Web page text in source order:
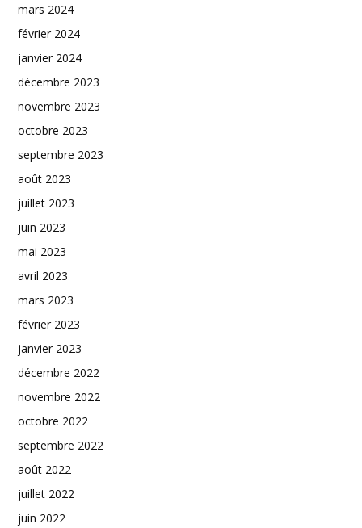
mars 2024
février 2024
janvier 2024
décembre 2023
novembre 2023
octobre 2023
septembre 2023
août 2023
juillet 2023
juin 2023
mai 2023
avril 2023
mars 2023
février 2023
janvier 2023
décembre 2022
novembre 2022
octobre 2022
septembre 2022
août 2022
juillet 2022
juin 2022